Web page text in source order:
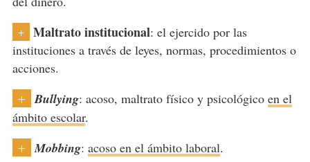
+ Maltrato institucional: el ejercido por las
instituciones a través de leyes, normas, procedimientos o
acciones.
+ Bullying: acoso, maltrato físico y psicológico en el
ámbito escolar.
+ Mobbing: acoso en el ámbito laboral.